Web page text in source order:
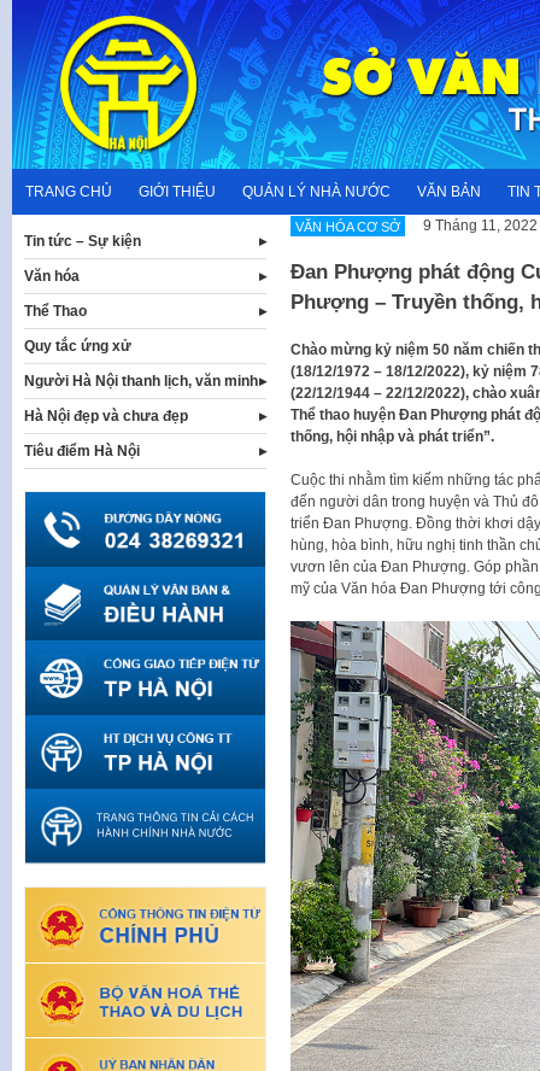
content
TRANG CHỦ GIỚI THIỆU QUẢN LÝ NHÀ NƯỚC VĂN BẢN TIN
VĂN HÓA CƠ SỞ 9 Tháng 11, 2022
Đan Phượng phát động
Phượng – Truyền thống,
Chào mừng kỷ niệm 50 năm chiến
(18/12/1972 – 18/12/2022), kỷ niệm
(22/12/1944 – 22/12/2022), chào
Thể thao huyện Đan Phượng phát
thống, hội nhập và phát triển”.
Cuộc thi nhằm tìm kiếm những tác
đến người dân trong huyện và Thủ
triển Đan Phượng. Đồng thời khơi
hùng, hòa bình, hữu nghị tinh thần
vươn lên của Đan Phượng. Góp
mỹ của Văn hóa Đan Phượng tới
Tin tức – Sự kiện
Văn hóa
Thể Thao
Quy tắc ứng xử
Người Hà Nội thanh lịch, văn minh
Hà Nội đẹp và chưa đẹp
Tiêu điểm Hà Nội